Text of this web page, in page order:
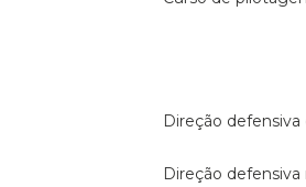
direção
direção